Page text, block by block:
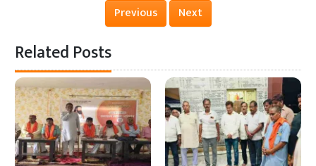
Previous
Next
Related Posts